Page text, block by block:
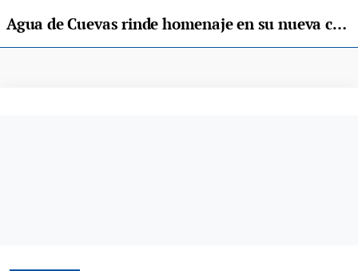
Agua de Cuevas rinde homenaje en su nueva campaña a la montaña asturiana